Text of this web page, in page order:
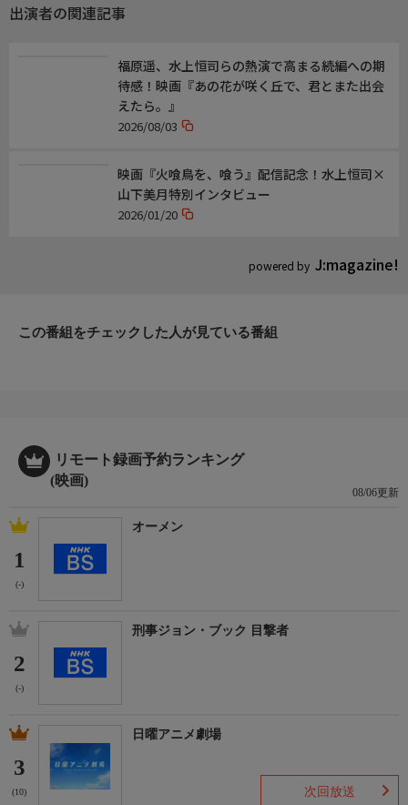
(2025年 日本)
【出演】水上恒司、山下美月、宮舘涼太、森田望智、吉澤健
【次回放送】9/7(月) 15:20 シネマ
出演者の関連記事
powered by J:magazine!
福原遥、水上恒司らの熱演で高まる続編への期
待感！映画『あの花が咲く丘で、君とまた出会
えたら。』
2026/08/03
映画『火喰鳥を、喰う』配信記念！水上恒司×
山下美月特別インタビュー
2026/01/20
この番組をチェックした人が見ている番組
リモート録画予約ランキング
(映画)
08/06更新
1
(-)
オーメン
2
(-)
刑事ジョン・ブック 目撃者
3
(10)
日曜アニメ劇場
次回放送